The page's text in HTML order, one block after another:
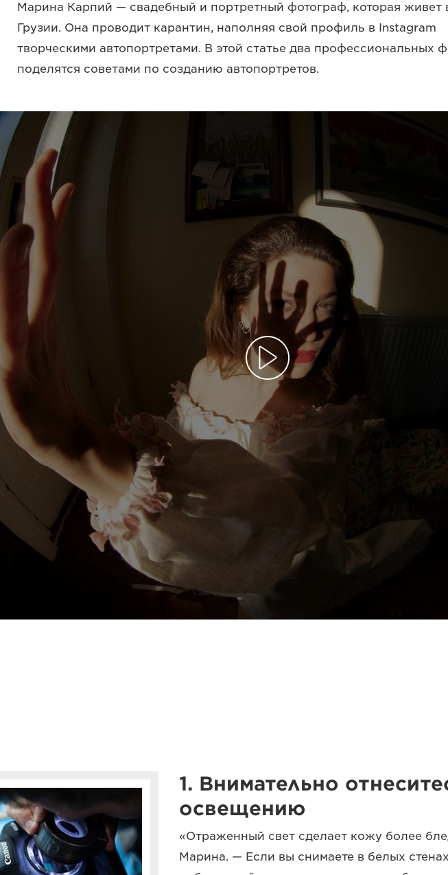
Марина Карпий — свадебный и портретный фотограф, которая живет
Грузии. Она проводит карантин, наполняя свой профиль в Instagram
творческими автопортретами. В этой статье два профессиональных
поделятся советами по созданию автопортретов.
1. Внимательно
освещению
«Отраженный свет сделает кожу более
Марина. — Если вы снимаете в белых